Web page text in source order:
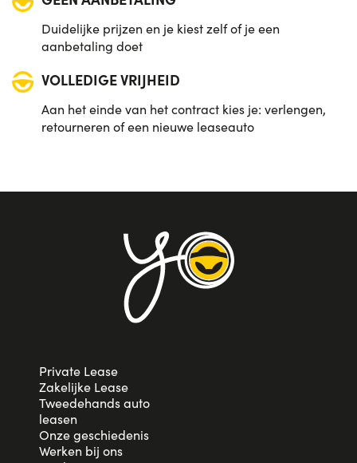
Duidelijke prijzen en je kiest zelf of je een
aanbetaling doet
VOLLEDIGE VRIJHEID
Aan het einde van het contract kies je: verlengen,
retourneren of een nieuwe leaseauto
Private Lease
Zakelijke Lease
Tweedehands auto
leasen
Onze geschiedenis
Werken bij ons